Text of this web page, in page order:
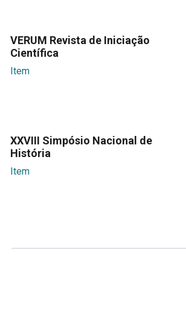
VERUM Revista de Iniciação
Científica
Item
XXVIII Simpósio Nacional de
História
Item